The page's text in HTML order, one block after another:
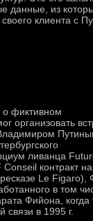
данные, из
клиента с
о фиктивном
организовать
ливанца
контракт
Le Figaro),
в том
Фийона, когда
в 1995 г.